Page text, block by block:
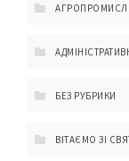
БЕЗ РУБРИКИ
ВІТАЄМО ЗІ